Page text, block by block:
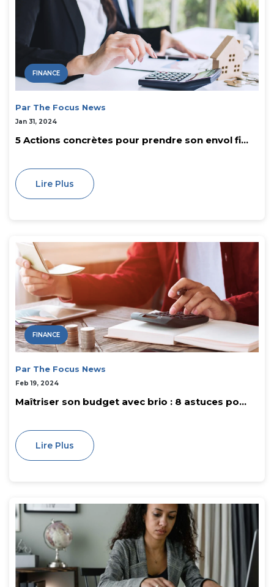
FINANCE
Par The Focus News
Jan 31, 2024
5 Actions concrètes pour prendre son envol fi...
Lire Plus
FINANCE
Par The Focus News
Feb 19, 2024
Maîtriser son budget avec brio : 8 astuces po...
Lire Plus